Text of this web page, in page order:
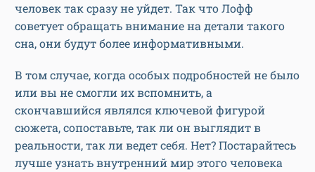
человек так сразу не уйдет. Так что Лофф
советует обращать внимание на детали такого
сна, они будут более информативными.
В том случае, когда особых подробностей не было
или вы не смогли их вспомнить, а
скончавшийся являлся ключевой фигурой
сюжета, сопоставьте, так ли он выглядит в
реальности, так ли ведет себя. Нет? Постарайтесь
лучше узнать внутренний мир этого человека